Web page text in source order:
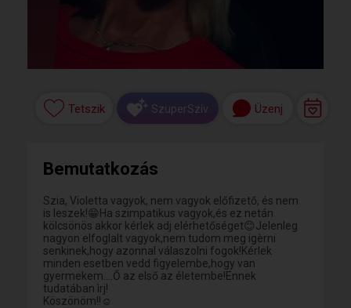
Tetszik SzuperSzív Üzenj
Bemutatkozás
Szia, Violetta vagyok, nem vagyok előfizető, és nem
is leszek!😁Ha szimpatikus vagyok,és ez netán
kölcsönös akkor kérlek adj elérhetőséget😊Jelenleg
nagyon elfoglalt vagyok,nem tudom meg igèrni
senkinek,hogy azonnal válaszolni fogok!Kérlek
minden esetben vedd figyelembe,hogy van
gyermekem....Ő az első az életembe!Ennek
tudatában ìrj!
Köszönöm!!☺️